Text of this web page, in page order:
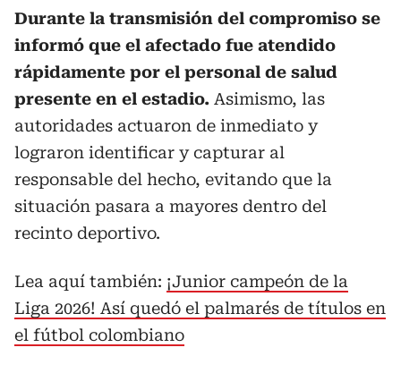
Durante la transmisión del compromiso se
informó que el afectado fue atendido
rápidamente por el personal de salud
presente en el estadio. Asimismo, las
autoridades actuaron de inmediato y
lograron identificar y capturar al
responsable del hecho, evitando que la
situación pasara a mayores dentro del
recinto deportivo.
Lea aquí también: ¡Junior campeón de la
Liga 2026! Así quedó el palmarés de títulos en
el fútbol colombiano